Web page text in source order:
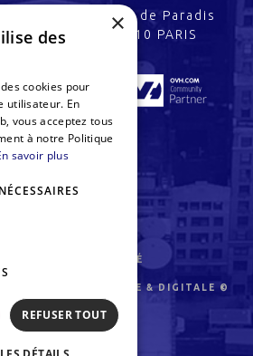
32 rue de Paradis
75010 PARIS
DE CONFIDENTIALITÉ
AUDIOVISUELLE & DIGITALE ©
2026
UNE RÉALISATION
×
des
cookies pour
utilisateur. En
vous acceptez tous
à notre Politique
savoir plus
REFUSER TOUT